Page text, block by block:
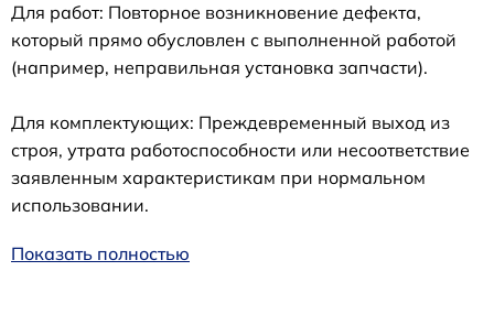
Для работ: Повторное возникновение дефекта,
который прямо обусловлен с выполненной работой
(например, неправильная установка запчасти).
Для комплектующих: Преждевременный выход из
строя, утрата работоспособности или несоответствие
заявленным характеристикам при нормальном
использовании.
Показать полностью